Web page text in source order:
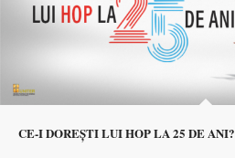
CE-I DOREȘTI LUI HOP LA 25 DE ANI?